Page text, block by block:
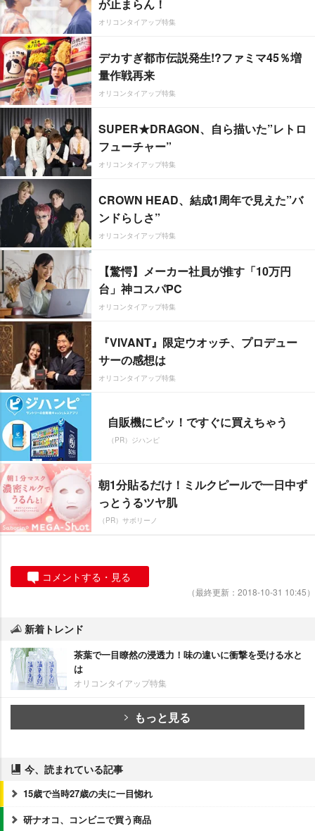
が止まらん！
オリコンタイアップ特集
デカすぎ都市伝説発生!?ファミマ45％増
量作戦再来
オリコンタイアップ特集
SUPER★DRAGON、自ら描いた”レトロ
フューチャー”
オリコンタイアップ特集
CROWN HEAD、結成1周年で見えた”バ
ンドらしさ”
オリコンタイアップ特集
【驚愕】メーカー社員が推す「10万円
台」神コスパPC
オリコンタイアップ特集
『VIVANT』限定ウオッチ、プロデュー
サーの感想は
オリコンタイアップ特集
自販機にピッ！ですぐに買えちゃう
（PR）ジハンピ
朝1分貼るだけ！ミルクピールで一日中ず
っとうるツヤ肌
（PR）サボリーノ
コメントする・見る
（最終更新：2018-10-31 10:45）
新着トレンド
茶葉で一目瞭然の浸透力！味の違いに衝撃を受ける水と
は
オリコンタイアップ特集
もっと見る
今、読まれている記事
15歳で当時27歳の夫に一目惚れ
研ナオコ、コンビニで買う商品